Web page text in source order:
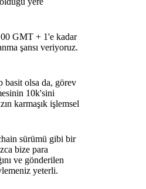
GMT + 1'e kadar
şansı veriyoruz.
basit olsa da, görev
10k'sini
karmaşık işlemsel
sürümü gibi bir
bize para
ve gönderilen
yeterli.